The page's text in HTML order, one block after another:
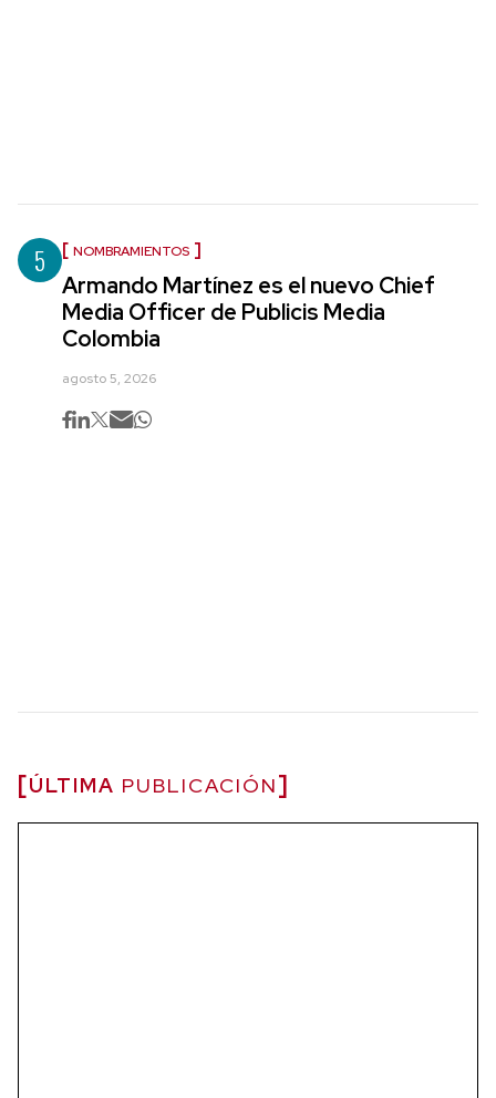
5 NOMBRAMIENTOS
Armando Martínez es el nuevo Chief
Media Officer de Publicis Media
Colombia
agosto 5, 2026
ÚLTIMA PUBLICACIÓN